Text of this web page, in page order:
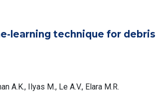
learning technique for
A.K., Ilyas M., Le A.V., Elara M.R.